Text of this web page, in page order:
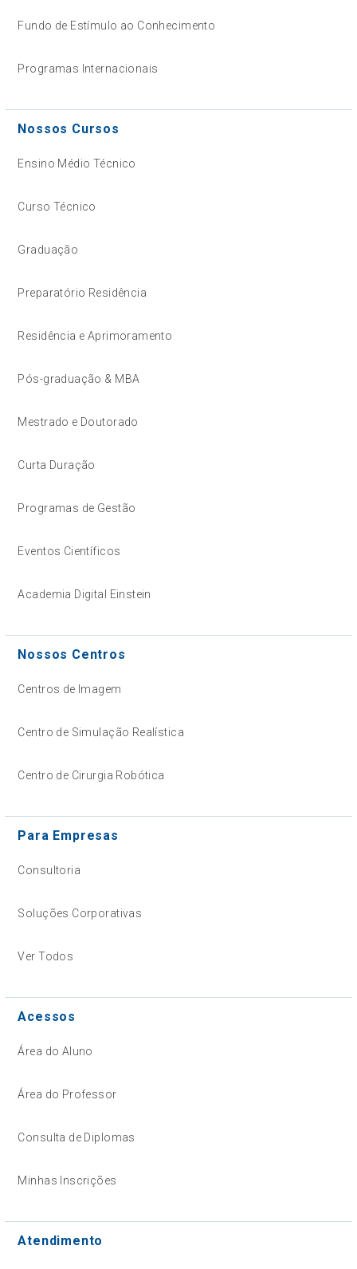
Fundo de Estímulo ao Conhecimento
Programas Internacionais
Nossos Cursos
Ensino Médio Técnico
Curso Técnico
Graduação
Preparatório Residência
Residência e Aprimoramento
Pós-graduação & MBA
Mestrado e Doutorado
Curta Duração
Programas de Gestão
Eventos Científicos
Academia Digital Einstein
Nossos Centros
Centros de Imagem
Centro de Simulação Realística
Centro de Cirurgia Robótica
Para Empresas
Consultoria
Soluções Corporativas
Ver Todos
Acessos
Área do Aluno
Área do Professor
Consulta de Diplomas
Minhas Inscrições
Atendimento